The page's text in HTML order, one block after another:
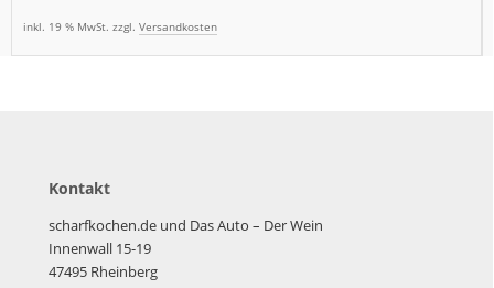
inkl. 19 % MwSt. zzgl. Versandkosten
Kontakt
scharfkochen.de und Das Auto – Der Wein
Innenwall 15-19
47495 Rheinberg